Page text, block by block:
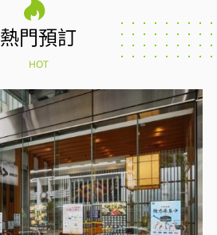
熱門預訂
HOT